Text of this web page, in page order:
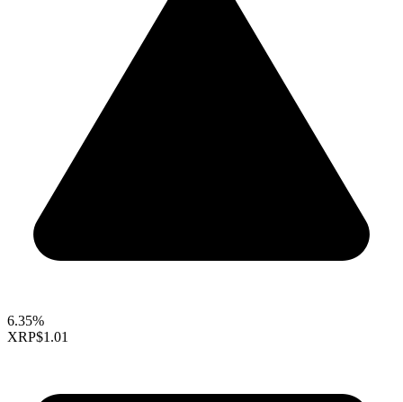
6.35%
XRP$1.01